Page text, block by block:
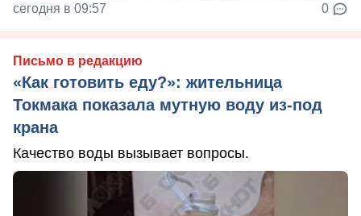
сегодня в 09:57 0
Письмо в редакцию
«Как готовить еду?»: жительница
Токмака показала мутную воду из-под
крана
Качество воды вызывает вопросы.